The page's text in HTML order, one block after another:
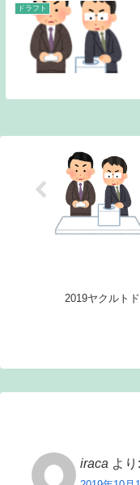
ドラフト
2019ヤクルト
iraca より: